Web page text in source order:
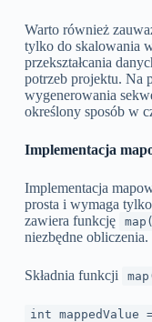
Warto również
tylko do skalowania
przekształcania
potrzeb projektu. Na
wygenerowania
określony sposób w
Implementacja
Implementacja
prosta i wymaga
zawiera funkcję
niezbędne obliczenia.
Składnia funkcji
int mappedValue